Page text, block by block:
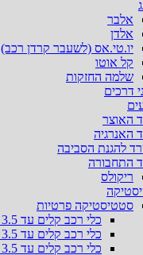
אלבר
אלדן
יו.טי.אס (לשעבר קרדן רכב)
קל אוטו
שלמה החזקות
דרכים
האוצר
האנרגיה
להגנת הסביבה
התחבורה
ריקולס
סטטיסטיקה פרטיות
כלי רכב קלים עד 3.5 טון 2026
כלי רכב קלים עד 3.5 טון 2025
כלי רכב קלים עד 3.5 טון 2024